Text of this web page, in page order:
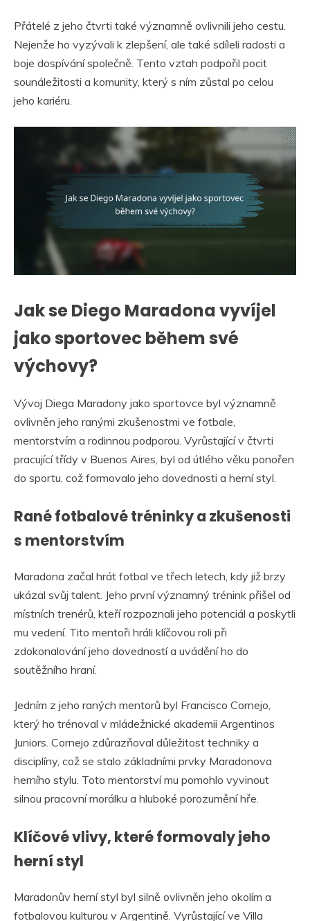
Přátelé z jeho čtvrti také významně ovlivnili jeho cestu.
Nejenže ho vyzývali k zlepšení, ale také sdíleli radosti a
boje dospívání společně. Tento vztah podpořil pocit
sounáležitosti a komunity, který s ním zůstal po celou
jeho kariéru.
Jak se Diego Maradona vyvíjel
jako sportovec během své
výchovy?
Vývoj Diega Maradony jako sportovce byl významně
ovlivněn jeho ranými zkušenostmi ve fotbale,
mentorstvím a rodinnou podporou. Vyrůstající v čtvrti
pracující třídy v Buenos Aires, byl od útlého věku ponořen
do sportu, což formovalo jeho dovednosti a herní styl.
Rané fotbalové tréninky a zkušenosti
s mentorstvím
Maradona začal hrát fotbal ve třech letech, kdy již brzy
ukázal svůj talent. Jeho první významný trénink přišel od
místních trenérů, kteří rozpoznali jeho potenciál a poskytli
mu vedení. Tito mentoři hráli klíčovou roli při
zdokonalování jeho dovedností a uvádění ho do
soutěžního hraní.
Jedním z jeho raných mentorů byl Francisco Cornejo,
který ho trénoval v mládežnické akademii Argentinos
Juniors. Cornejo zdůrazňoval důležitost techniky a
disciplíny, což se stalo základními prvky Maradonova
herního stylu. Toto mentorství mu pomohlo vyvinout
silnou pracovní morálku a hluboké porozumění hře.
Klíčové vlivy, které formovaly jeho
herní styl
Maradonův herní styl byl silně ovlivněn jeho okolím a
fotbalovou kulturou v Argentině. Vyrůstající ve Villa